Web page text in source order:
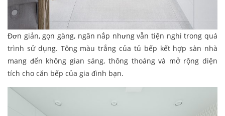
Đơn giản, gọn gàng, ngăn nắp nhưng vẫn tiện nghi trong quá
trình sử dụng. Tông màu trắng của tủ bếp kết hợp sàn nhà
mang đến không gian sáng, thông thoáng và mở rộng diện
tích cho căn bếp của gia đình bạn.